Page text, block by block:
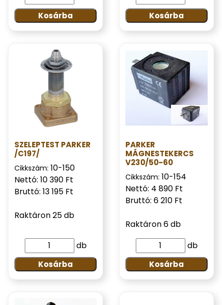
Kosárba Kosárba
SZELEPTEST PARKER
/C197/
Cikkszám: 10-150
Nettó: 10 390 Ft
Bruttó: 13 195 Ft
Raktáron 25 db
db
Kosárba
PARKER
MÁGNESTEKERCS
V230/50-60
Cikkszám: 10-154
Nettó: 4 890 Ft
Bruttó: 6 210 Ft
Raktáron 6 db
db
Kosárba